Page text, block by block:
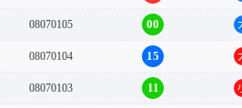
08070105 00
08070104 15
08070103 11